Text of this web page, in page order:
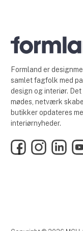
Formland er
samlet fagfolk med
design og interiør.
mødes, netværk
butikker opdateres
interiørnyheder.
FacebookInstagramLinkedIn